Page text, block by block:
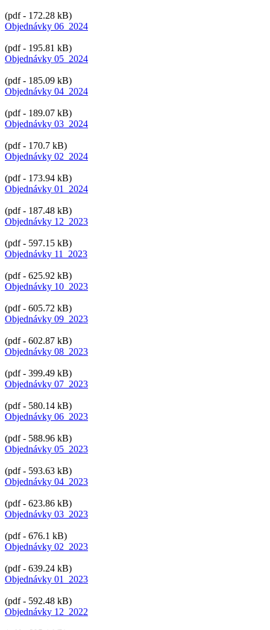
(pdf - 172.28 kB)
Objednávky 06_2024
(pdf - 195.81 kB)
Objednávky 05_2024
(pdf - 185.09 kB)
Objednávky 04_2024
(pdf - 189.07 kB)
Objednávky 03_2024
(pdf - 170.7 kB)
Objednávky 02_2024
(pdf - 173.94 kB)
Objednávky 01_2024
(pdf - 187.48 kB)
Objednávky 12_2023
(pdf - 597.15 kB)
Objednávky 11_2023
(pdf - 625.92 kB)
Objednávky 10_2023
(pdf - 605.72 kB)
Objednávky 09_2023
(pdf - 602.87 kB)
Objednávky 08_2023
(pdf - 399.49 kB)
Objednávky 07_2023
(pdf - 580.14 kB)
Objednávky 06_2023
(pdf - 588.96 kB)
Objednávky 05_2023
(pdf - 593.63 kB)
Objednávky 04_2023
(pdf - 623.86 kB)
Objednávky 03_2023
(pdf - 676.1 kB)
Objednávky 02_2023
(pdf - 639.24 kB)
Objednávky 01_2023
(pdf - 592.48 kB)
Objednávky 12_2022